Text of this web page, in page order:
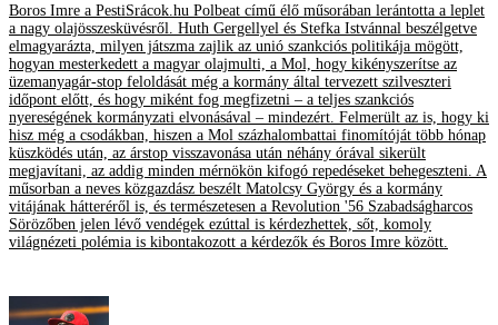
Boros Imre a PestiSrácok.hu Polbeat című élő műsorában lerántotta a leplet
a nagy olajösszesküvésről. Huth Gergellyel és Stefka Istvánnal beszélgetve
elmagyarázta, milyen játszma zajlik az unió szankciós politikája mögött,
hogyan mesterkedett a magyar olajmulti, a Mol, hogy kikényszerítse az
üzemanyagár-stop feloldását még a kormány által tervezett szilveszteri
időpont előtt, és hogy miként fog megfizetni – a teljes szankciós
nyereségének kormányzati elvonásával – mindezért. Felmerült az is, hogy ki
hisz még a csodákban, hiszen a Mol százhalombattai finomítóját több hónap
küszködés után, az árstop visszavonása után néhány órával sikerült
megjavítani, az addig minden mérnökön kifogó repedéseket behegeszteni. A
műsorban a neves közgazdász beszélt Matolcsy György és a kormány
vitájának hátteréről is, és természetesen a Revolution '56 Szabadságharcos
Sörözőben jelen lévő vendégek ezúttal is kérdezhettek, sőt, komoly
világnézeti polémia is kibontakozott a kérdezők és Boros Imre között.